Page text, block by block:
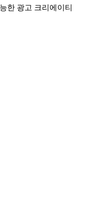
한 광고 크리에이티